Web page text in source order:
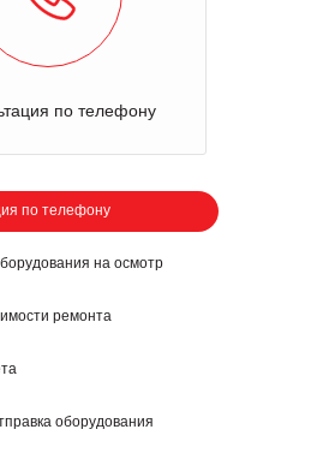
по телефону
по телефону
на осмотр
ремонта
оборудования